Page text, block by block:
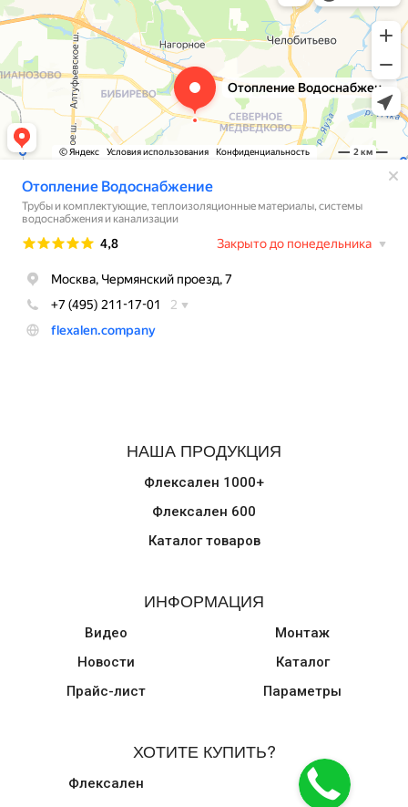
НАША ПРОДУКЦИЯ
Флексален 1000+
Флексален 600
Каталог товаров
ИНФОРМАЦИЯ
Видео
Новости
Прайс-лист
Монтаж
Каталог
Параметры
ХОТИТЕ КУПИТЬ?
Флексален